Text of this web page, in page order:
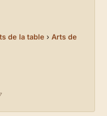
de la table › Arts de